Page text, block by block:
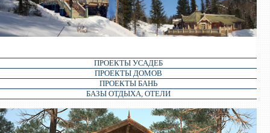
ПРОЕКТЫ УСАДЕБ
ПРОЕКТЫ ДОМОВ
ПРОЕКТЫ БАНЬ
БАЗЫ ОТДЫХА, ОТЕЛИ